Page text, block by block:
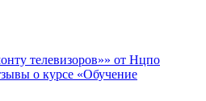
телевизоров»» от Нцпо
о курсе «Обучение